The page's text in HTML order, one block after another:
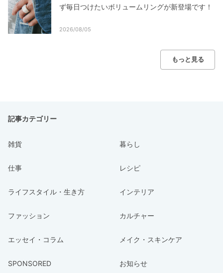
ず毎日つけたいボリュームリングが新登場です！
2026/08/05
もっと見る
記事カテゴリー
雑貨 暮らし
仕事 レシピ
ライフスタイル・生き方 インテリア
ファッション カルチャー
エッセイ・コラム メイク・スキンケア
SPONSORED お知らせ